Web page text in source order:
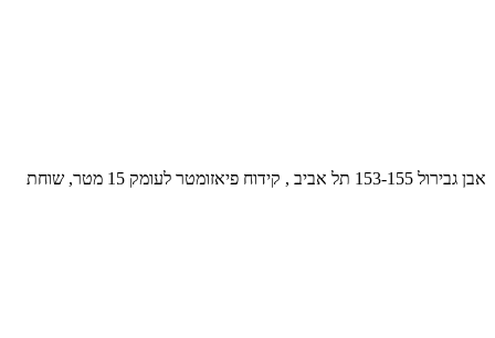
אבן גבירול 153-155 תל אביב , קידוח פיאזומטר לעומק 15 מטר, שוחת